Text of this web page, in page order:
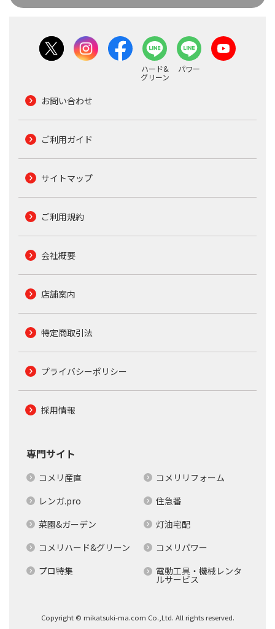
ハード&
グリーン
パワー
お問い合わせ
ご利用ガイド
サイトマップ
ご利用規約
会社概要
店舗案内
特定商取引法
プライバシーポリシー
採用情報
専門サイト
コメリ産直
コメリリフォーム
レンガ.pro
住急番
菜園&ガーデン
灯油宅配
コメリハード&グリーン
コメリパワー
プロ特集
電動工具・機械レンタ
ルサービス
Copyright © mikatsuki-ma.com Co.,Ltd. All rights reserved.